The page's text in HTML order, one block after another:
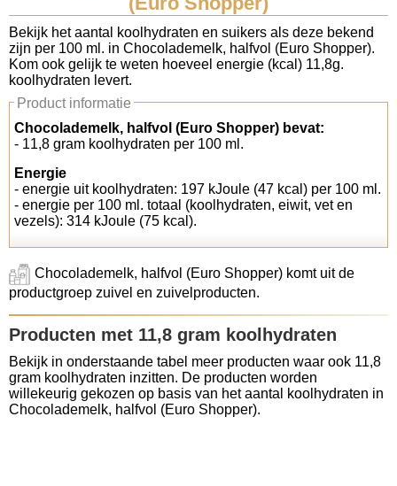
Koolhydraten tellen
Links
Bekijk het aantal koolhydraten en suikers als deze bekend
zijn per 100 ml. in Chocolademelk, halfvol (Euro Shopper).
Kom ook gelijk te weten hoeveel energie (kcal) 11,8g.
koolhydraten levert.
Product informatie
Chocolademelk, halfvol (Euro Shopper) bevat:
- 11,8 gram koolhydraten per 100 ml.
Energie
- energie uit koolhydraten: 197 kJoule (47 kcal) per 100 ml.
- energie per 100 ml. totaal (koolhydraten, eiwit, vet en
vezels): 314 kJoule (75 kcal).
Chocolademelk, halfvol (Euro Shopper) komt uit de
productgroep zuivel en zuivelproducten.
Producten met 11,8 gram koolhydraten
Bekijk in onderstaande tabel meer producten waar ook 11,8
gram koolhydraten inzitten. De producten worden
willekeurig gekozen op basis van het aantal koolhydraten in
Chocolademelk, halfvol (Euro Shopper).